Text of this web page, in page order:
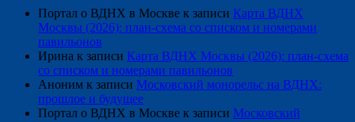
Портал о ВДНХ в Москве к записи Карта ВДНХ
Москвы (2026): план-схема со списком и номерами
павильонов
Ирина к записи Карта ВДНХ Москвы (2026): план-схема
со списком и номерами павильонов
Аноним к записи Московский монорельс на ВДНХ:
прошлое и будущее
Портал о ВДНХ в Москве к записи Московский